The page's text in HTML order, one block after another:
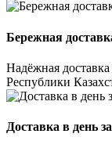
Бережная
Надёжная
Республики
Доставка в день